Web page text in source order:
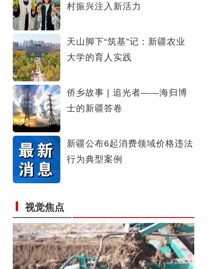
村振兴注入新活力
天山脚下“筑基”记：新疆农业
大学的育人实践
侨乡故事 | 追光者——海归博
士的新疆答卷
新疆公布6起消费领域价格违法
行为典型案例
视觉焦点
新疆4000亩沙漠盐碱水稻丰收